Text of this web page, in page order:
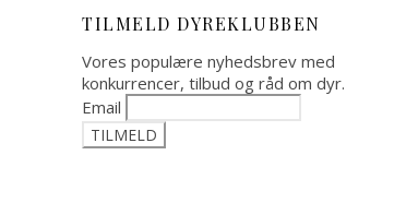
TILMELD DYREKLUBBEN
Vores populære nyhedsbrev med
konkurrencer, tilbud og råd om dyr.
Email